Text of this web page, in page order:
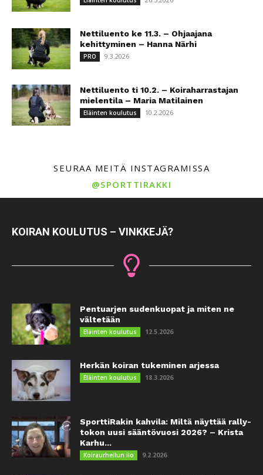
Nettiluento ke 11.3. – Ohjaajana
kehittyminen – Hanna Närhi
PRO 9.3.2026
Nettiluento ti 10.2. – Koiraharrastajan
mielentila – Maria Matilainen
Eläinten koulutus 10.2.2026
SEURAA MEITÄ INSTAGRAMISSA
@SPORTTIRAKKI
KOIRAN KOULUTUS – VINKKEJÄ?
Pentuarjen sudenkuopat ja miten ne
vältetään
Eläinten koulutus 12.5.2026
Herkän koiran tukeminen arjessa
Eläinten koulutus 18.3.2026
SporttiRakin kahvila: Miltä näyttää rally-
tokon uusi sääntövuosi 2026? – Krista
Karhu...
Koiraurheilun ilo 9.2.2026